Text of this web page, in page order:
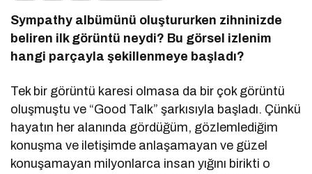
Sympathy albümünü oluştururken zihninizde
beliren ilk görüntü neydi? Bu görsel izlenim
hangi parçayla şekillenmeye başladı?
Tek bir görüntü karesi olmasa da bir çok görüntü
oluşmuştu ve “Good Talk” şarkısıyla başladı. Çünkü
hayatın her alanında gördüğüm, gözlemlediğim
konuşma ve iletişimde anlaşamayan ve güzel
konuşamayan milyonlarca insan yığını birikti o